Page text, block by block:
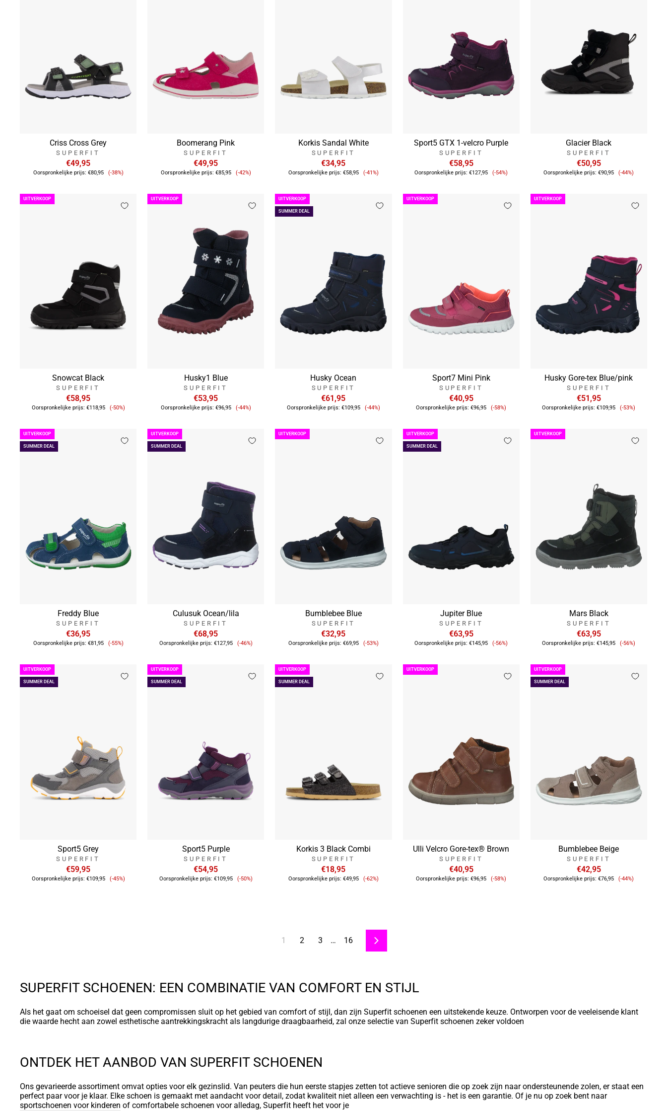
Criss Cross Grey
SUPERFIT
€49,95
Oorspronkelijke prijs: €80,95 Verkoopprijs
(-38%)
Boomerang Pink
SUPERFIT
€49,95
Oorspronkelijke prijs: €85,95 Verkoopprijs
(-42%)
Korkis Sandal White
SUPERFIT
€34,95
Oorspronkelijke prijs: €58,95 Verkoopprijs
(-41%)
Sport5 GTX 1-velcro Purple
SUPERFIT
€58,95
Oorspronkelijke prijs:€127,95 Verkoopprijs
(-54%)
Glacier Black
SUPERFIT
€50,95
Oorspronkelijke prijs:€90,95 Verkoopprijs
(-44%)
UITVERKOOP
Snowcat Black
SUPERFIT
€58,95
Oorspronkelijke prijs: €118,95 Verkoopprijs
(-50%)
UITVERKOOP
Husky1 Blue
SUPERFIT
€53,95
Oorspronkelijke prijs: €96,95 Verkoopprijs
(-44%)
SUMMER DEAL
UITVERKOOP
Husky Ocean
SUPERFIT
€61,95
Oorspronkelijke prijs: €109,95 Verkoopprijs
(-44%)
UITVERKOOP
Sport7 Mini Pink
SUPERFIT
€40,95
Oorspronkelijke prijs:€96,95 Verkoopprijs
(-58%)
UITVERKOOP
Husky Gore-tex Blue/pink
SUPERFIT
€51,95
Oorspronkelijke prijs:€109,95 Verkoopprijs
(-53%)
SUMMER DEAL
UITVERKOOP
Freddy Blue
SUPERFIT
€36,95
Oorspronkelijke prijs: €81,95 Verkoopprijs
(-55%)
SUMMER DEAL
UITVERKOOP
Culusuk Ocean/lila
SUPERFIT
€68,95
Oorspronkelijke prijs: €127,95 Verkoopprijs
(-46%)
UITVERKOOP
Bumblebee Blue
SUPERFIT
€32,95
Oorspronkelijke prijs: €69,95 Verkoopprijs
(-53%)
SUMMER DEAL
UITVERKOOP
Jupiter Blue
SUPERFIT
€63,95
Oorspronkelijke prijs:€145,95 Verkoopprijs
(-56%)
UITVERKOOP
Mars Black
SUPERFIT
€63,95
Oorspronkelijke prijs:€145,95 Verkoopprijs
(-56%)
SUMMER DEAL
UITVERKOOP
Sport5 Grey
SUPERFIT
€59,95
Oorspronkelijke prijs: €109,95 Verkoopprijs
(-45%)
SUMMER DEAL
UITVERKOOP
Sport5 Purple
SUPERFIT
€54,95
Oorspronkelijke prijs: €109,95 Verkoopprijs
(-50%)
SUMMER DEAL
UITVERKOOP
Korkis 3 Black Combi
SUPERFIT
€18,95
Oorspronkelijke prijs: €49,95 Verkoopprijs
(-62%)
UITVERKOOP
Ulli Velcro Gore-tex® Brown
SUPERFIT
€40,95
Oorspronkelijke prijs:€96,95 Verkoopprijs
(-58%)
SUMMER DEAL
UITVERKOOP
Bumblebee Beige
SUPERFIT
€42,95
Oorspronkelijke prijs:€76,95 Verkoopprijs
(-44%)
1 2 3 … 16 Volgende
SUPERFIT SCHOENEN: EEN COMBINATIE VAN COMFORT EN STIJL
Als het gaat om schoeisel dat geen compromissen sluit op het gebied van comfort of stijl, dan zijn Superfit schoenen een uitstekende keuze. Ontworpen voor de veeleisende klant
die waarde hecht aan zowel esthetische aantrekkingskracht als langdurige draagbaarheid, zal onze selectie van Superfit schoenen zeker voldoen
ONTDEK HET AANBOD VAN SUPERFIT SCHOENEN
Ons gevarieerde assortiment omvat opties voor elk gezinslid. Van peuters die hun eerste stapjes zetten tot actieve senioren die op zoek zijn naar ondersteunende zolen, er staat een
perfect paar voor je klaar. Elke schoen is gemaakt met aandacht voor detail, zodat kwaliteit niet alleen een verwachting is - het is een garantie. Of je nu op zoek bent naar
sportschoenen voor kinderen of comfortabele schoenen voor alledag, Superfit heeft het voor je